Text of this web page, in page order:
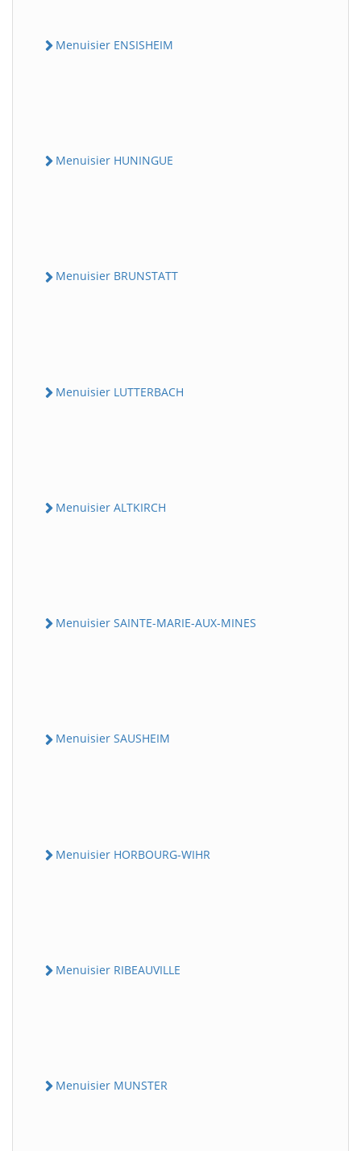
Menuisier ENSISHEIM
Menuisier HUNINGUE
Menuisier BRUNSTATT
Menuisier LUTTERBACH
Menuisier ALTKIRCH
Menuisier SAINTE-MARIE-AUX-MINES
Menuisier SAUSHEIM
Menuisier HORBOURG-WIHR
Menuisier RIBEAUVILLE
Menuisier MUNSTER